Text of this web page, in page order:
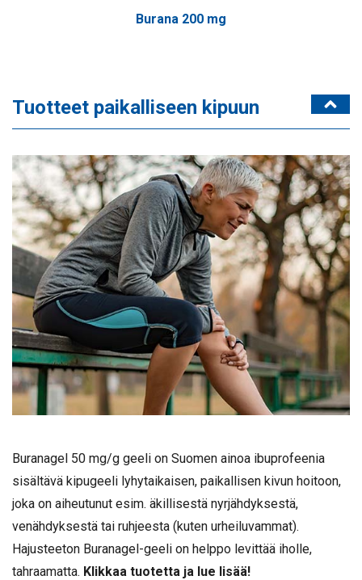
Burana 200 mg
Tuotteet paikalliseen kipuun
Buranagel 50 mg/g geeli on Suomen ainoa ibuprofeenia
sisältävä kipugeeli lyhytaikaisen, paikallisen kivun hoitoon,
joka on aiheutunut esim. äkillisestä nyrjähdyksestä,
venähdyksestä tai ruhjeesta (kuten urheiluvammat).
Hajusteeton Buranagel-geeli on helppo levittää iholle,
tahraamatta. Klikkaa tuotetta ja lue lisää!